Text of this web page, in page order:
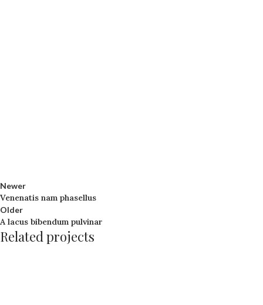
Newer
Venenatis nam phasellus
Older
A lacus bibendum pulvinar
Related projects